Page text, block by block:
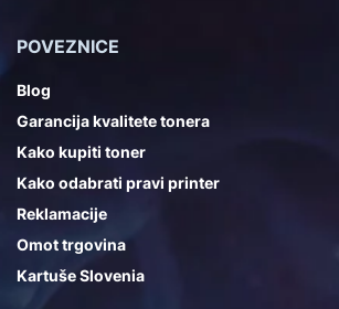
POVEZNICE
Blog
Garancija kvalitete tonera
Kako kupiti toner
Kako odabrati pravi printer
Reklamacije
Omot trgovina
Kartuše Slovenia